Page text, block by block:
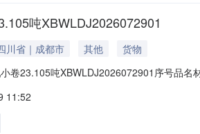
吨XBWLDJ2026072901
川省｜成都市 其他
货物
卷23.105吨XBWLDJ2026072901序号品
攀钢钒1/2.215折边(因非计划产品
11:52